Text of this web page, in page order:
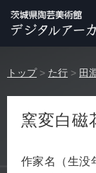
トップ > た行 > 田
窯変白磁
作家名（生没